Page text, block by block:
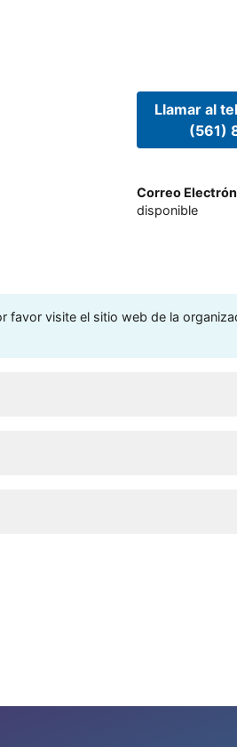
Llamar al
(561)
Correo
disponible
favor visite el sitio web de la